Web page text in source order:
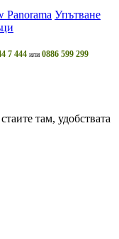
Panorama Упътване
7 444 или 0886 599 299
там, удобствата